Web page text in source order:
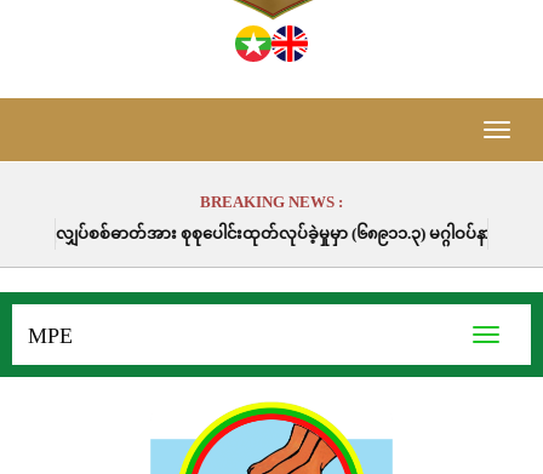
Toggle
BREAKING NEWS :
တ်အား စုစုပေါင်းထုတ်လုပ်ခဲ့မှုမှာ (၆၈၉၁၁.၃) မဂ္ဂါဝပ်နာရီဖြစ်ပါသည်။
Toggle
MPE